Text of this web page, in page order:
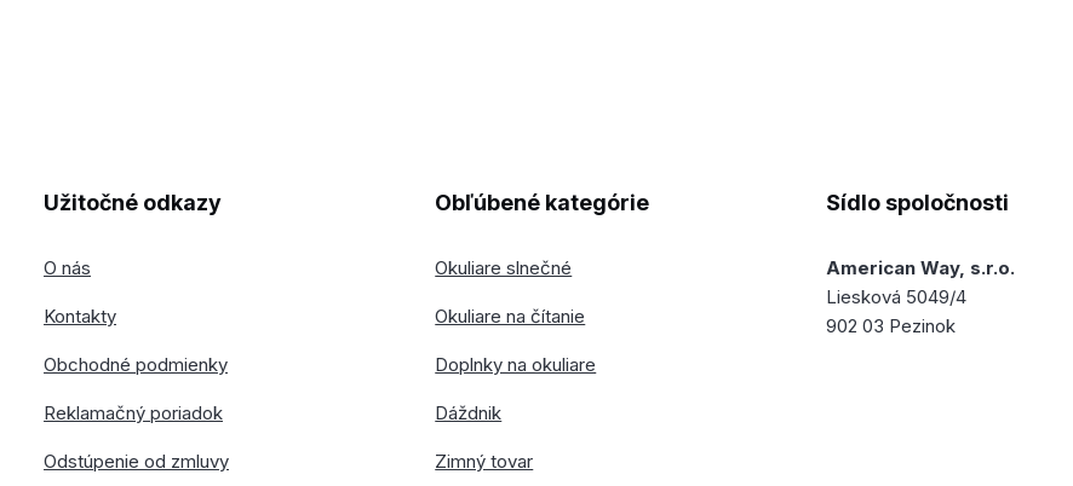
Užitočné odkazy
O nás
Kontakty
Obchodné podmienky
Reklamačný poriadok
Odstúpenie od zmluvy
Obľúbené kategórie
Okuliare slnečné
Okuliare na čítanie
Doplnky na okuliare
Dáždnik
Zimný tovar
Sídlo spoločnosti
American Way, s.r.o.
Liesková 5049/4
902 03 Pezinok